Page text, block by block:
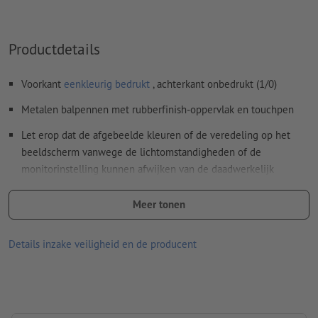
jpeg- of tiff- afbeeldingen en -templates zijn niet geschikt
onze Help-functie.
Spel- en zetfoutenworden door ons niet gecontroleerd
Hoe maak ik afdrukgegevens correct?
Productdetails
Voorkant eenkleurig bedrukt , achterkant onbedrukt (1/0)
Metalen balpennen met rubberfinish-oppervlak en touchpen
Let erop dat de afgebeelde kleuren of de veredeling op het
beeldscherm vanwege de lichtomstandigheden of de
monitorinstelling kunnen afwijken van de daadwerkelijk
Stift: blauw schrijvend, vervangbaar
Materiaal: Rubber, plastic, metaal
Meer tonen
Details inzake veiligheid en de producent